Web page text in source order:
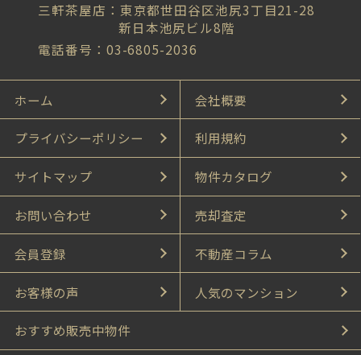
三軒茶屋店：東京都世田谷区池尻3丁目21-28
新日本池尻ビル8階
電話番号：03-6805-2036
ホーム 会社概要
プライバシーポリシー 利用規約
サイトマップ 物件カタログ
お問い合わせ 売却査定
会員登録 不動産コラム
お客様の声 人気のマンション
おすすめ販売中物件